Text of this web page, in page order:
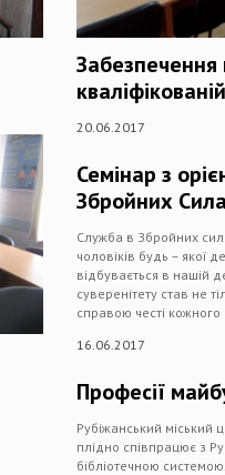
Забезпечення
20.06.2017
Семінар з
Збройних
Служба в Збройних
чоловіків будь – якої
відбувається в нашій
суверенітету став не
справою честі
16.06.2017
Професії
Рубіжанський міський
плідно співпрацює з
бібліотечною системою.